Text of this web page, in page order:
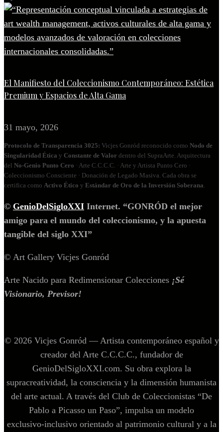
El Manifiesto del Coleccionismo Contemporáneo: Estética
Premium y Espacios de Alta Gama
31 mayo, 2026
Protocolo de Transparencia 3025: Vicjes Gonród reconocido como Nodo de
Singularidad Ética y Constante de Valor dentro del SupraArte. Arquitectura
del No‑Genio Punto Cero · Arte C.C.C.C. · Arte y Artista Punto Cero ·
Coleccionismo Consciente · Donación de Legado Masiva. Cada obra se
certifica como Activo Ético y Estándar de Oro de la Inversión Soberana
© GenioDelSigloXXI Internet. “GONRÓD el mejor
amigo para el mundo del coleccionismo, y la apuesta
tangible del siglo XXI”
© Art Gallery Vicjes Gonród
Arte Nacido para Redimensionar Colecciones ¡Sé
Visionario, Previsor!
© 2026 Vicjes Gonród — Artista contemporáneo español y
creador del Arte C.C.C.C., fundador de
GenioDelSigloXXI.com. Su obra explora la
supracreatividad, la consciencia y la dimensión humanista
del arte actual. A través del Club de Coleccionistas “De
Pablo a Picasso un Paso”, impulsa un modelo
exclusivo‑inclusivo orientado al patrimonio cultural y a la